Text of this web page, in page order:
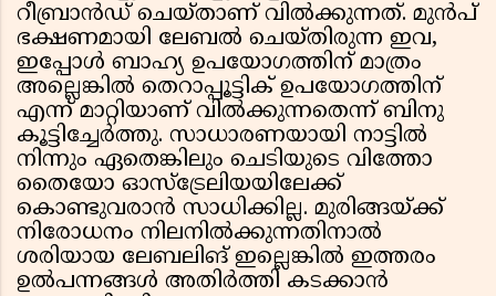
റീബ്രാൻഡ് ചെയ്താണ് വിൽക്കുന്നത്. മുൻപ്
ഭക്ഷണമായി ലേബൽ ചെയ്തിരുന്ന ഇവ,
ഇപ്പോൾ ബാഹ്യ ഉപയോഗത്തിന് മാത്രം
അല്ലെങ്കിൽ തെറാപ്പൂട്ടിക് ഉപയോഗത്തിന്
എന്ന് മാറ്റിയാണ് വിൽക്കുന്നതെന്ന് ബിനു
കൂട്ടിച്ചേർത്തു. സാധാരണയായി നാട്ടിൽ
നിന്നും ഏതെങ്കിലും ചെടിയുടെ വിത്തോ
തൈയോ ഓസ്ട്രേലിയയിലേക്ക്
കൊണ്ടുവരാൻ സാധിക്കില്ല. മുരിങ്ങയ്ക്ക്
നിരോധനം നിലനിൽക്കുന്നതിനാൽ
ശരിയായ ലേബലിങ് ഇല്ലെങ്കിൽ ഇത്തരം
ഉൽപന്നങ്ങൾ അതിർത്തി കടക്കാൻ